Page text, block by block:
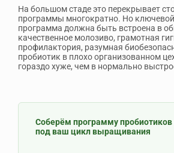
На большом стаде это перекрывает
программы многократно. Но
программа должна быть встроена в
качественное молозиво, грамотная
профилактория, разумная
пробиотик в плохо организованном
гораздо хуже, чем в нормально
Соберём программу пробиотиков
под ваш цикл выращивания